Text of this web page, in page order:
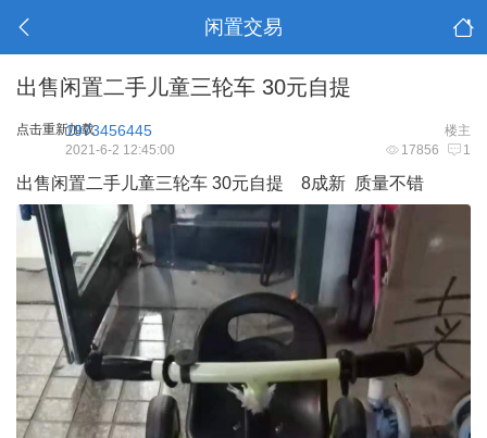
闲置交易
出售闲置二手儿童三轮车 30元自提
点击重新加载 楼主
1973456445
17856 1
2021-6-2 12:45:00
出售闲置二手儿童三轮车 30元自提 8成新 质量不错